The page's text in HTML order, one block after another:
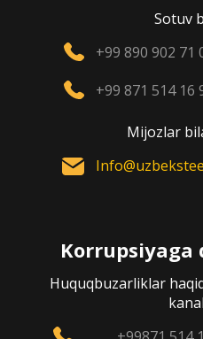
Sotuv
+99 890 902 71
+99 871 514 16
Mijozlar
Korrupsiyaga
Huquqbuzarliklar